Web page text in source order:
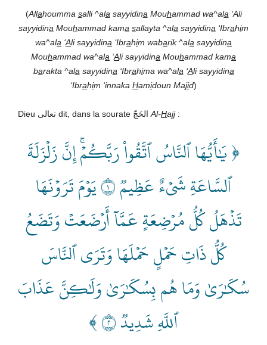
(Allahoumma salli ^ala sayyidina Mouhammadwa^ala ‘Ali
sayyidina Mouhammad kama sallayta ^ala sayyidina ‘Ibrahim
wa^ala ‘Ali sayyidina ‘Ibrahim wabarik ^ala sayyidina
Mouhammad wa^ala ‘Ali sayyidina Mouhammad kama
barakta ^ala sayyidina ‘Ibrahima wa^ala ‘Ali sayyidina
‘Ibrahim ‘innaka Hamidoun Majid)
Al-Hajj:
﴿ يَٰأَيُّهَا ٱلنَّاسُ ٱتَّقُواْ رَبَّكُمۡۚ إِنَّ زَلۡزَلَةَ
ٱلسَّاعَةِ شَيۡءٌ عَظِيمٞ ١ يَوۡمَ تَرَوۡنَهَا
تَذۡهَلُ كُلُّ مُرۡضِعَةٍ عَمَّآ أَرۡضَعَتۡ وَتَضَعُ
كُلُّ ذَاتِ حَمۡلٍ حَمۡلَهَا وَتَرَى ٱلنَّاسَ
سُكَٰرَىٰ وَمَا هُم بِسُكَٰرَىٰ وَلَٰكِنَّ عَذَابَ
ٱللَّهِ شَدِيدٞ ٢ ﴾